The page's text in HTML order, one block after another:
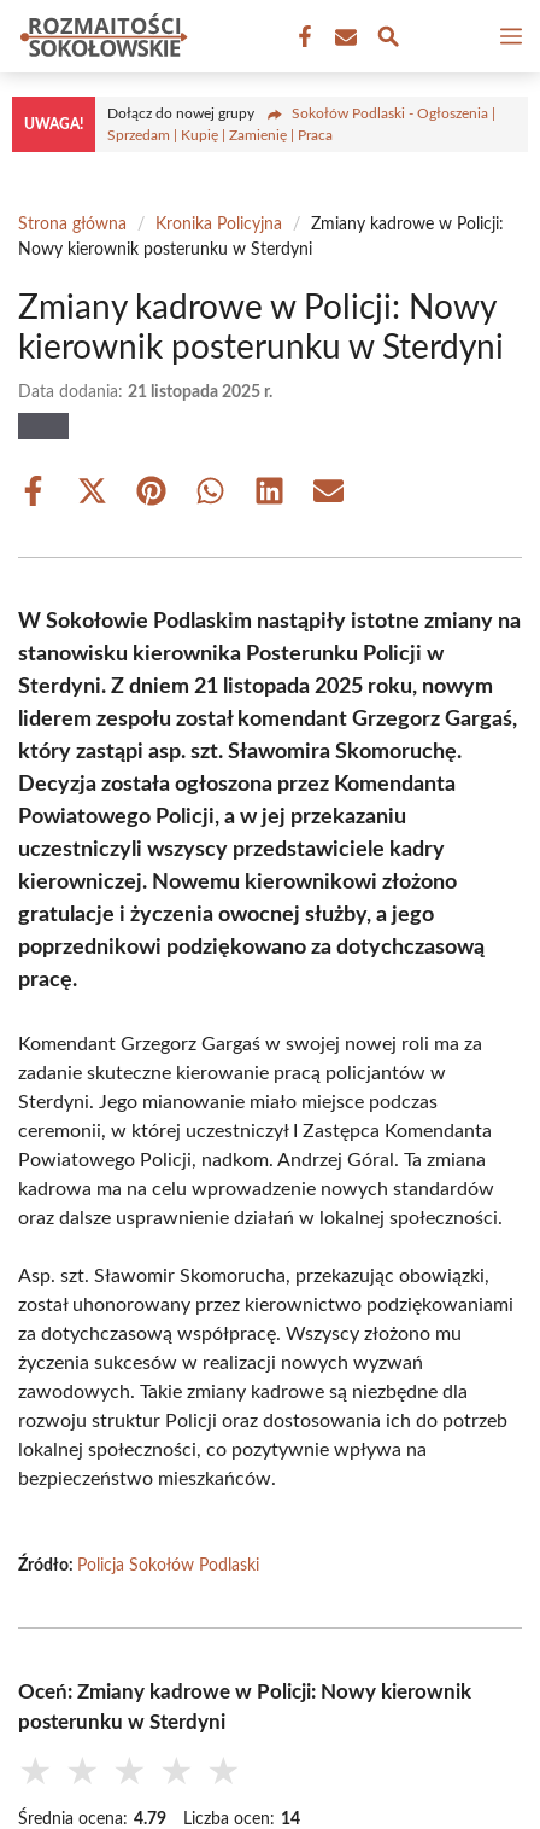
Przejdź
treści
UWAGA!
Dołącz do nowej grupy
Sokołów Podlaski - Ogłoszenia |
Sprzedam | Kupię | Zamienię | Praca
Strona główna / Kronika Policyjna /
Zmiany kadrowe w Policji:
Nowy kierownik posterunku w Sterdyni
Zmiany kadrowe w Policji: Nowy
kierownik posterunku w Sterdyni
Data dodania: 21 listopada 2025 r.
Share
Share
(Twitter)
Share Share Share Share
W Sokołowie Podlaskim nastąpiły istotne zmiany na
stanowisku kierownika Posterunku Policji w
Sterdyni. Z dniem 21 listopada 2025 roku, nowym
liderem zespołu został komendant Grzegorz Gargaś,
który zastąpi asp. szt. Sławomira Skomoruchę.
Decyzja została ogłoszona przez Komendanta
Powiatowego Policji, a w jej przekazaniu
uczestniczyli wszyscy przedstawiciele kadry
kierowniczej. Nowemu kierownikowi złożono
gratulacje i życzenia owocnej służby, a jego
poprzednikowi podziękowano za dotychczasową
pracę.
Komendant Grzegorz Gargaś w swojej nowej roli ma za
zadanie skuteczne kierowanie pracą policjantów w
Sterdyni. Jego mianowanie miało miejsce podczas
ceremonii, w której uczestniczył I Zastępca Komendanta
Powiatowego Policji, nadkom. Andrzej Góral. Ta zmiana
kadrowa ma na celu wprowadzenie nowych standardów
oraz dalsze usprawnienie działań w lokalnej społeczności.
Asp. szt. Sławomir Skomorucha, przekazując obowiązki,
został uhonorowany przez kierownictwo podziękowaniami
za dotychczasową współpracę. Wszyscy złożono mu
życzenia sukcesów w realizacji nowych wyzwań
zawodowych. Takie zmiany kadrowe są niezbędne dla
rozwoju struktur Policji oraz dostosowania ich do potrzeb
lokalnej społeczności, co pozytywnie wpływa na
bezpieczeństwo mieszkańców.
Źródło: Policja Sokołów Podlaski
Oceń: Zmiany kadrowe w Policji: Nowy kierownik
posterunku w Sterdyni
★ ★ ★ ★ ★
Średnia ocena: 4.79 Liczba ocen: 14